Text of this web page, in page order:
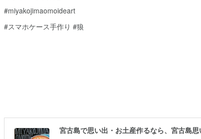
#miyakojimaomoideart
#スマホケース手作り #狼